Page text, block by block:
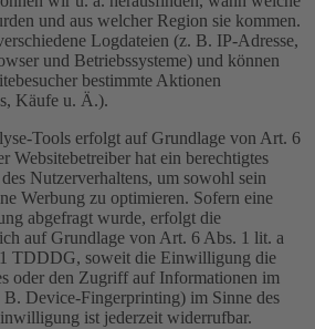
und aus welcher Region sie kommen.
Logdateien (z. B. IP-Adresse,
und Betriebssysteme) und können
bestimmte Aktionen
Käufe u. Ä.).
Tools erfolgt auf Grundlage von Art. 6
hat ein berechtigtes
Nutzerverhaltens, um sowohl sein
Werbung zu optimieren. Sofern eine
abgefragt wurde, erfolgt die
auf Grundlage von Art. 6 Abs. 1 lit. a
TDDDG, soweit die Einwilligung die
oder den Zugriff auf Informationen im
B. Device-Fingerprinting) im Sinne des
ist jederzeit widerrufbar.